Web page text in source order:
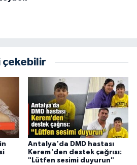
çekebilir
Antalya'da DMD hastası
Kerem'den destek çağrısı:
"Lütfen sesimi duyurun"